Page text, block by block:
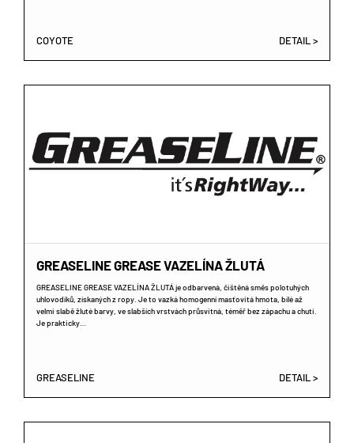
COYOTE DETAIL >
GREASELINE GREASE VAZELÍNA ŽLUTÁ
GREASELINE GREASE VAZELÍNA ŽLUTÁ je odbarvená, čištěná směs polotuhých
uhlovodíků, získaných z ropy. Je to vazká homogenní masťovitá hmota, bílé až
velmi slabě žluté barvy, ve slabších vrstvách průsvitná, téměř bez zápachu a chuti.
Je prakticky…
GREASELINE DETAIL >